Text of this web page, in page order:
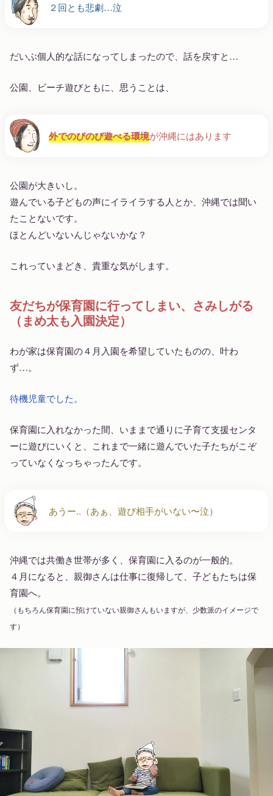
２回とも悲劇…泣
だいぶ個人的な話になってしまったので、話を戻すと…
公園、ビーチ遊びともに、思うことは、
外でのびのび遊べる環境が沖縄にはあります
公園が大きいし。
遊んでいる子どもの声にイライラする人とか、沖縄では聞い
たことないです。
ほとんどいないんじゃないかな？
これっていまどき、貴重な気がします。
友だちが保育園に行ってしまい、さみしがる
（まめ太も入園決定）
わが家は保育園の４月入園を希望していたものの、叶わ
ず…。
待機児童でした。
保育園に入れなかった間、いままで通りに子育て支援センタ
ーに遊びにいくと、これまで一緒に遊んでいた子たちがこぞ
っていなくなっちゃったんです。
あうー..（あぁ、遊び相手がいない〜泣）
沖縄では共働き世帯が多く、保育園に入るのが一般的。
４月になると、親御さんは仕事に復帰して、子どもたちは保
育園へ。
（もちろん保育園に預けていない親御さんもいますが、少数派のイメージで
す）